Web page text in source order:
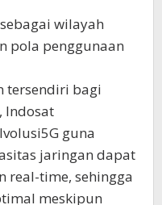
wilayah
pola penggunaan
tersendiri bagi
Indosat
guna
jaringan dapat
real-time, sehingga
meskipun